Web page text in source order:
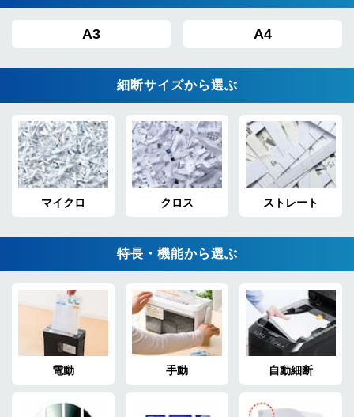
A3 A4
細断サイズから選ぶ
マイクロ クロス ストレート
特長・機能から選ぶ
電動 手動 自動細断